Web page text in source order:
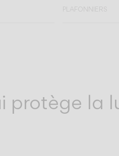
PLAFONNIERS
protège la